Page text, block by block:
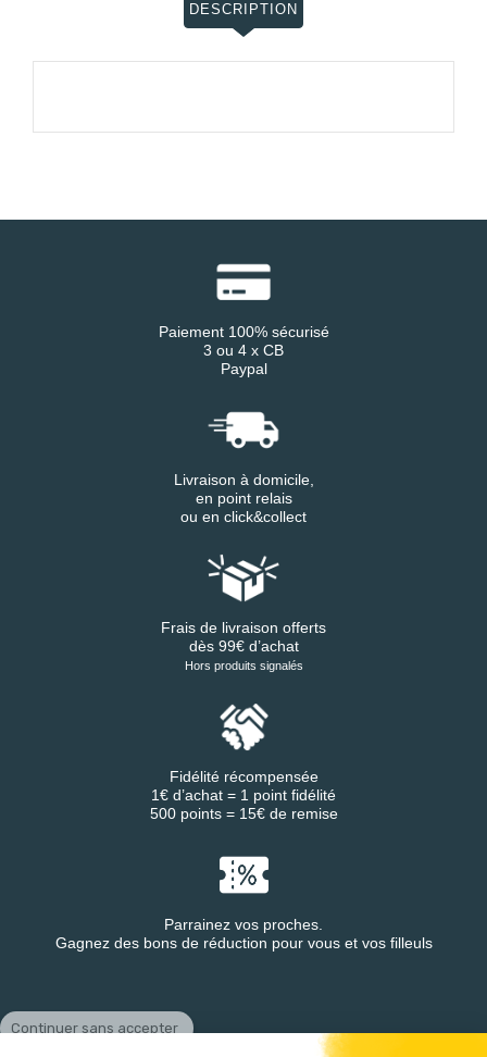
Continuer sans accepter
DESCRIPTION
Paiement 100% sécurisé
3 ou 4 x CB
Paypal
Livraison à domicile,
en point relais
ou en click&collect
Frais de livraison offerts
dès 99€ d’achat
Hors produits signalés
Fidélité récompensée
1€ d’achat = 1 point fidélité
500 points = 15€ de remise
Parrainez vos proches.
Gagnez des bons de réduction pour vous et vos filleuls